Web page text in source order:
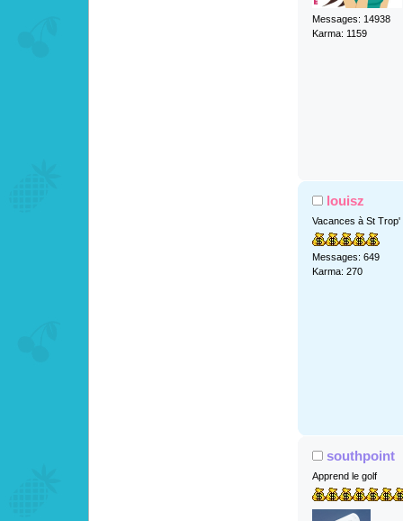
Messages: 14938
Karma: 1159
louisz
Vacances à St Trop'
Messages: 649
Karma: 270
southpoint
Apprend le golf